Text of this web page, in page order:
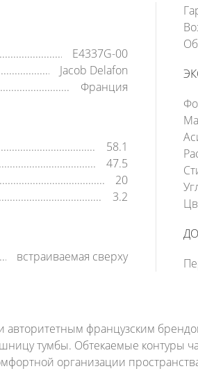
E4337G-00
Jacob Delafon
Франция
58.1
47.5
20
3.2
встраиваемая сверху
французским
тумбы. Обтекаемые
организации